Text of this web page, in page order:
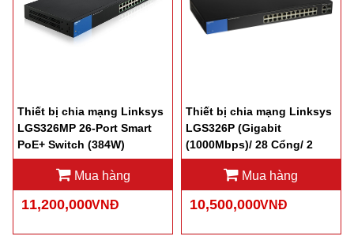
Thiết bị chia mạng Linksys
LGS326MP 26-Port Smart
PoE+ Switch (384W)
Mua hàng
11,200,000VNĐ
Thiết bị chia mạng Linksys
LGS326P (Gigabit
(1000Mbps)/ 28 Cổng/ 2
SFP/ Smart Switch/ 24 cổng
PoE/ Vỏ Sắt)Mua hàng
10,500,000VNĐ